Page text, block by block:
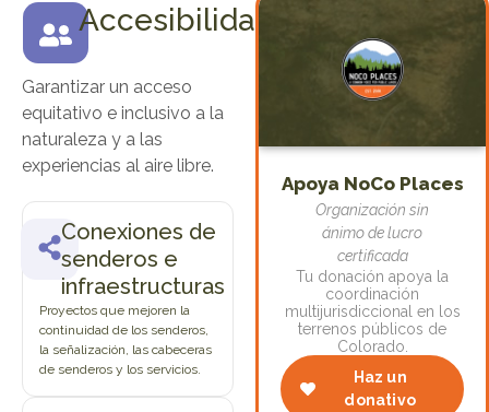
Accesibilidad
Garantizar un acceso
equitativo e inclusivo a la
naturaleza y a las
experiencias al aire libre.
Conexiones de
senderos e
infraestructuras
Proyectos que mejoren la
continuidad de los senderos,
la señalización, las cabeceras
de senderos y los servicios.
Apoya NoCo Places
Organización sin
ánimo de lucro
certificada
Tu donación apoya la
coordinación
multijurisdiccional en los
terrenos públicos de
Colorado.
Haz un
donativo